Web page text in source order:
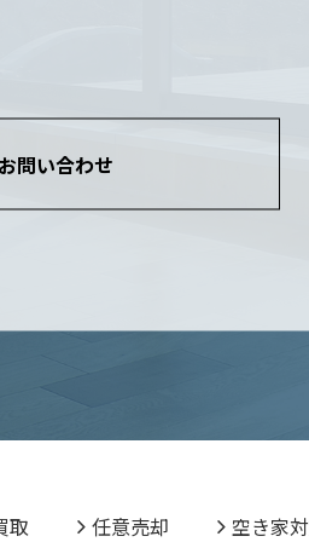
問い合わせ
取 任意売却 空き家